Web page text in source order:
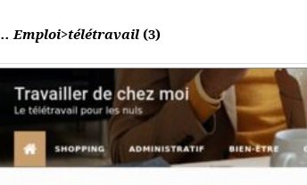
.. Emploi>télétravail (3)